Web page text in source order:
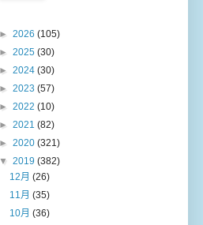
► 2026 (105)
► 2025 (30)
► 2024 (30)
► 2023 (57)
► 2022 (10)
► 2021 (82)
► 2020 (321)
▼ 2019 (382)
12月(26)
11月(35)
10月(36)